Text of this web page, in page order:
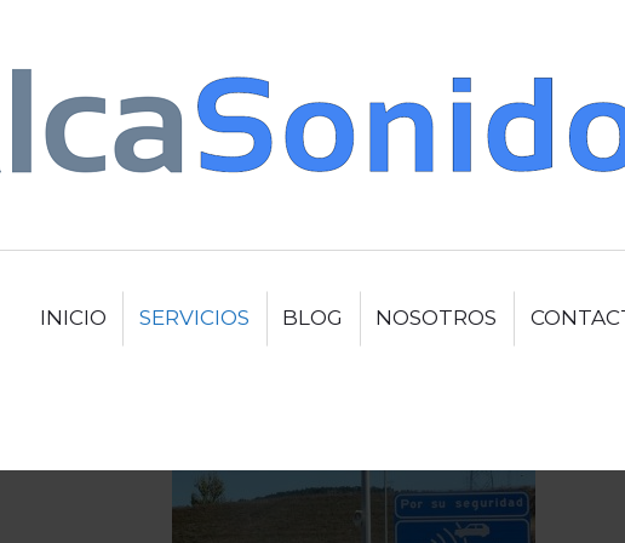
INICIO SERVICIOS BLOG NOSOTROS